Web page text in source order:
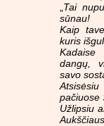
Tai
sūnau!
Kaip
kuris
dangų,
savo
pačiuose
Užlipsiu